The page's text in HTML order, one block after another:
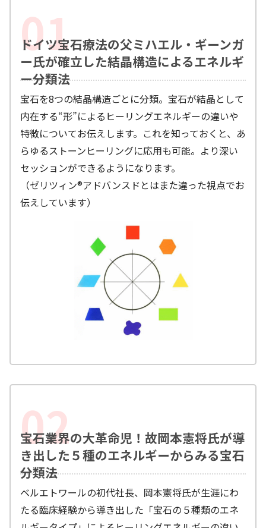
ドイツ宝石療法の父ミハエル・ギーンガ
ー氏が確立した結晶構造によるエネルギ
ー分類法
宝石を8つの結晶構造ごとに分類。宝石が結晶として
内在する“形”によるヒーリングエネルギーの違いや
特徴についてお伝えします。これを知っておくと、あ
らゆるストーンヒーリングに応用も可能。より深い
セッションができるようになります。
（ゼリツィン®︎アドバンスドとはまた違った視点でお
伝えしています）
宝石業界の大革命児！故岡本憲将氏が導
き出した５種のエネルギーからみる宝石
分類法
ベルエトワールの初代社長、岡本憲将氏が生涯にわ
たる臨床経験から導き出した「宝石の５種類のエネ